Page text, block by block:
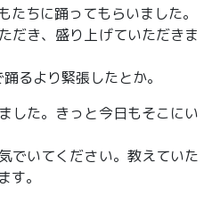
たちに踊ってもらいました。
だき、盛り上げていただきま
るより緊張したとか。
した。きっと今日もそこにい
でいてください。教えていた
す。